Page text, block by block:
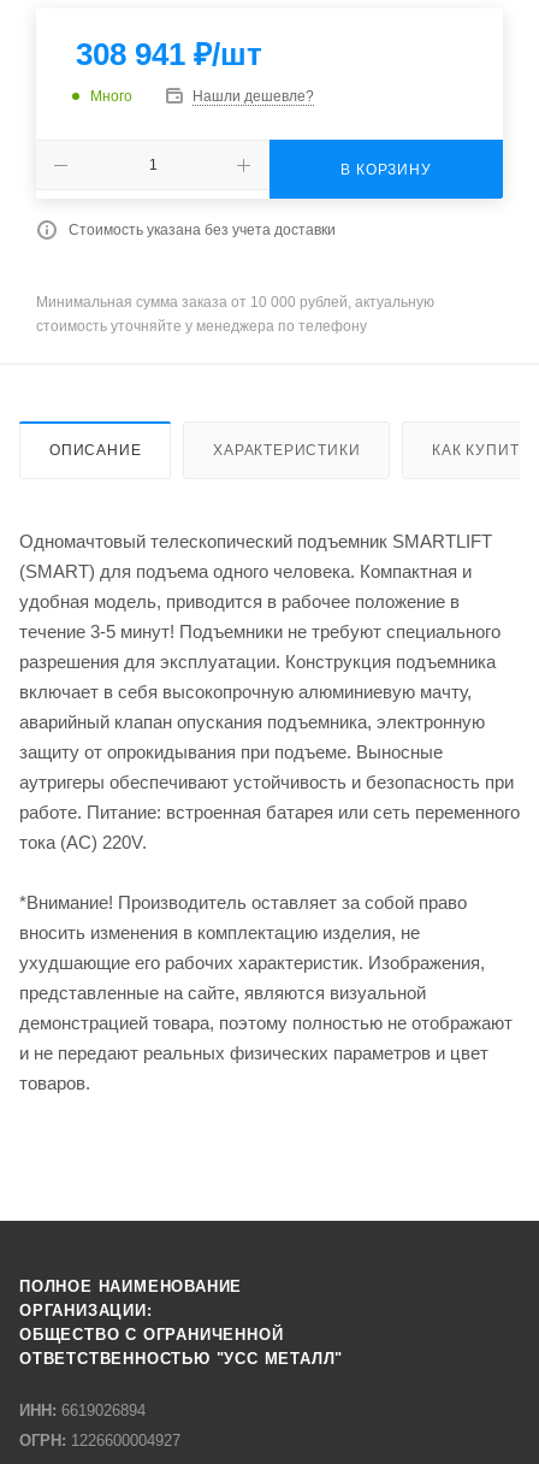
308 941 ₽/шт
Много Нашли дешевле?
В КОРЗИНУ
Стоимость указана без учета доставки
Минимальная сумма заказа от 10 000 рублей, актуальную
стоимость уточняйте у менеджера по телефону
ОПИСАНИЕ ХАРАКТЕРИСТИКИ КАК КУПИТЬ
Одномачтовый телескопический подъемник SMARTLIFT
(SMART) для подъема одного человека. Компактная и
удобная модель, приводится в рабочее положение в
течение 3-5 минут! Подъемники не требуют специального
разрешения для эксплуатации. Конструкция подъемника
включает в себя высокопрочную алюминиевую мачту,
аварийный клапан опускания подъемника, электронную
защиту от опрокидывания при подъеме. Выносные
аутригеры обеспечивают устойчивость и безопасность при
работе. Питание: встроенная батарея или сеть переменного
тока (АС) 220V.
*Внимание! Производитель оставляет за собой право
вносить изменения в комплектацию изделия, не
ухудшающие его рабочих характеристик. Изображения,
представленные на сайте, являются визуальной
демонстрацией товара, поэтому полностью не отображают
и не передают реальных физических параметров и цвет
товаров.
ПОЛНОЕ НАИМЕНОВАНИЕ
ОРГАНИЗАЦИИ:
ОБЩЕСТВО С ОГРАНИЧЕННОЙ
ОТВЕТСТВЕННОСТЬЮ "УСС МЕТАЛЛ"
ИНН: 6619026894
ОГРН: 1226600004927